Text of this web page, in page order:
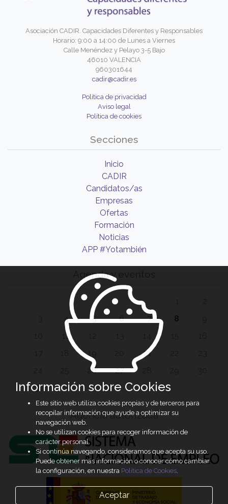
Asociación CADIR. Capacidades Diferentes y Responsables
Horario: 9:00 a 14:00 de Lunes a Viernes
Calle Menéndez y Pelayo 3-5 Bajo
46010 VALENCIA
960301644
cadir@cadir.es
Política de privacidad
Aviso legal
Política de cookies
Secciones
Inicio
CADIR
Candidatos/as
Empresas
Ofertas
Formación
Noticias
APP #Yotambién
Agenda y eventos
4 5 6 7 8
11
19 21
26 27
31
Agencia autorizada
Información sobre Cookies
Este sitio web utiliza cookies propias y de terceros para
recopilar información que ayude a optimizar su
navegación web.
No se utilizan cookies para recoger información de
carácter personal.
Si continúa navegando, consideramos que acepta su uso.
Puede obtener más información o conocer cómo cambiar
la configuración, en nuestra Política de Cookies.
Aceptar